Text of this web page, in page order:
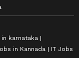
karnataka
in Kannada IT Jobs